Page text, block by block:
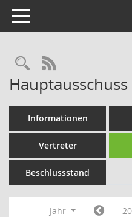
Toggle navigation
RSS-Feed
Informationen
Vertreter
Beschlussstand
Jahr